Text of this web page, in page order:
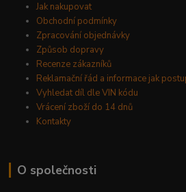
Jak nakupovat
Obchodní podmínky
Zpracování objednávky
Způsob dopravy
Recenze zákazníků
Reklamační řád a informace jak
Vyhledat díl dle VIN kódu
Vrácení zboží do 14 dnů
Kontakty
O společnosti